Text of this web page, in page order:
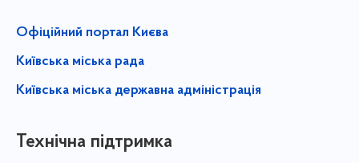
Офіційний портал Києва
Київська міська рада
Київська міська державна адміністрація
Технічна підтримка